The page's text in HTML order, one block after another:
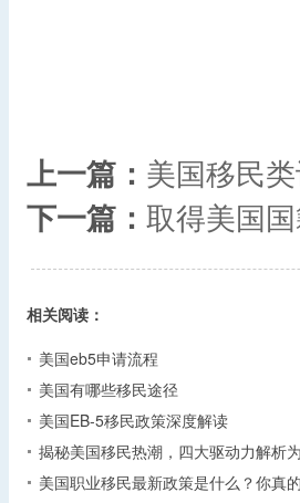
上一篇： 美国移民
下一篇： 取得美国
相关阅读：
美国eb5申请流程
美国有哪些移民途径
美国EB-5移民政策深度解读
揭秘美国移民热潮，四大驱动力解析
美国职业移民最新政策是什么？你真